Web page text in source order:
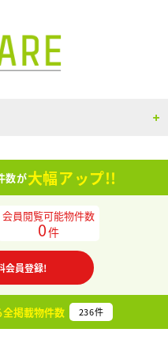
数が大幅アップ!!
会員閲覧可能物件数
0件
会員登録!
全掲載物件数 236件